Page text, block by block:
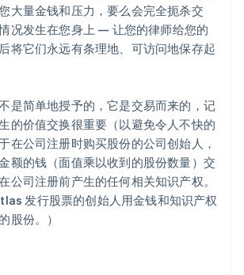
大量金钱和压力，要么会完全扼杀交
况发生在您身上 — 让您的律师给您的
将它们永远有条理地、可访问地保存起
是简单地授予的，它是交易而来的，记
的价值交换很重要（以避免令人不快的
在公司注册时购买股份的公司创始人，
额的钱（面值乘以收到的股份数量）交
公司注册前产生的任何相关知识产权。
发行股票的创始人用金钱和知识产权
股份。）